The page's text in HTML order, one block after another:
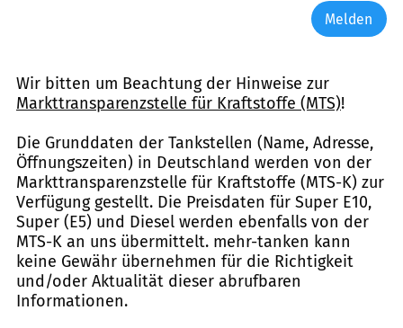
Melden
Wir bitten um Beachtung der Hinweise zur
Markttransparenzstelle für Kraftstoffe (MTS)!
Die Grunddaten der Tankstellen (Name, Adresse,
Öffnungszeiten) in Deutschland werden von der
Markttransparenzstelle für Kraftstoffe (MTS-K) zur
Verfügung gestellt. Die Preisdaten für Super E10,
Super (E5) und Diesel werden ebenfalls von der
MTS-K an uns übermittelt. mehr-tanken kann
keine Gewähr übernehmen für die Richtigkeit
und/oder Aktualität dieser abrufbaren
Informationen.